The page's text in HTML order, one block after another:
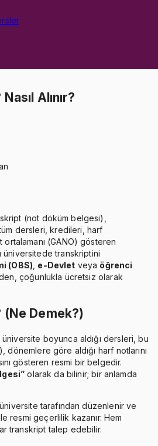
Alınır?
(not döküm belgesi),
dersleri, kredileri, harf
ortalamanı (GANO) gösteren
üniversitede transkriptini
(OBS) e-Devlet veya öğrenci
çoğunlukla ücretsiz olarak
Demek?)
üniversite boyunca aldığı dersleri, bu
göre aldığı harf notlarını
gösteren resmi bir belgedir.
olarak da bilinir; bir anlamda
tarafından düzenlenir ve
resmi geçerlilik kazanır. Hem
transkript talep edebilir.